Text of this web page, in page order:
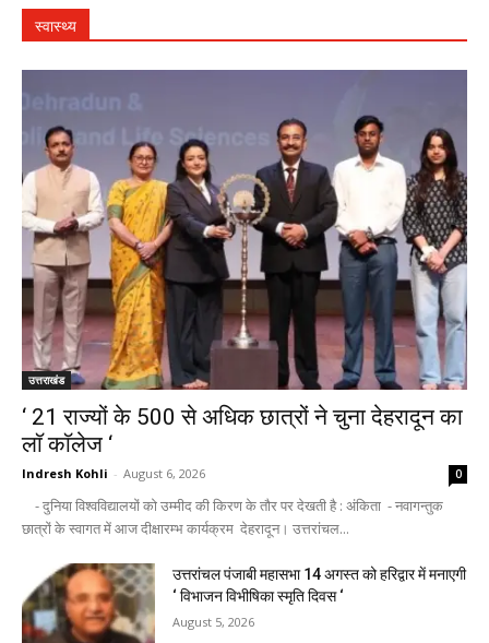
स्वास्थ्य
उत्तराखंड
‘ 21 राज्यों के 500 से अधिक छात्रों ने चुना देहरादून का
लाॅ काॅलेज ‘
Indresh Kohli - August 6, 2026 0
- दुनिया विश्वविद्यालयों को उम्मीद की किरण के तौर पर देखती है : अंकिता - नवागन्तुक
छात्रों के स्वागत में आज दीक्षारम्भ कार्यक्रम देहरादून। उत्तरांचल...
उत्तरांचल पंजाबी महासभा 14 अगस्त को हरिद्वार में मनाएगी
‘ विभाजन विभीषिका स्मृति दिवस ‘
August 5, 2026